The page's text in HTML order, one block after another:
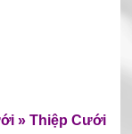
» Thiệp Cưới